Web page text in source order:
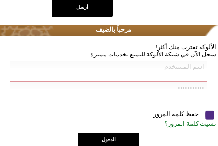
مرحباً بالضيف
الألوكة تقترب منك أكثر!
سجل الآن في شبكة الألوكة للتمتع بخدمات مميزة.
حفظ كلمة المرور
نسيت كلمة المرور؟